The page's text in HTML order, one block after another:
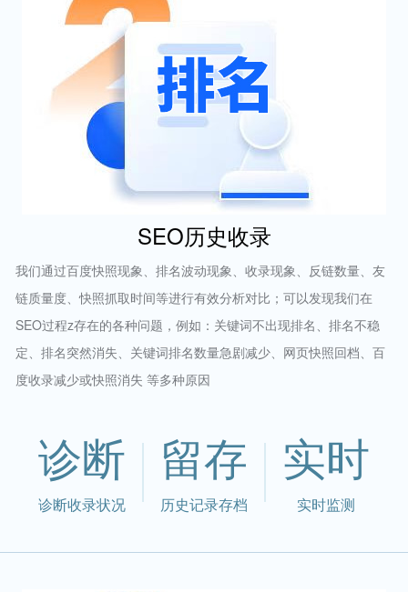
SEO历史收录
我们通过百度快照现象、排名波动现象、收录现象、反链数量、友
链质量度、快照抓取时间等进行有效分析对比；可以发现我们在
SEO过程z存在的各种问题，例如：关键词不出现排名、排名不稳
定、排名突然消失、关键词排名数量急剧减少、网页快照回档、百
度收录减少或快照消失 等多种原因
诊断
诊断收录状况
留存
历史记录存档
实时
实时监测